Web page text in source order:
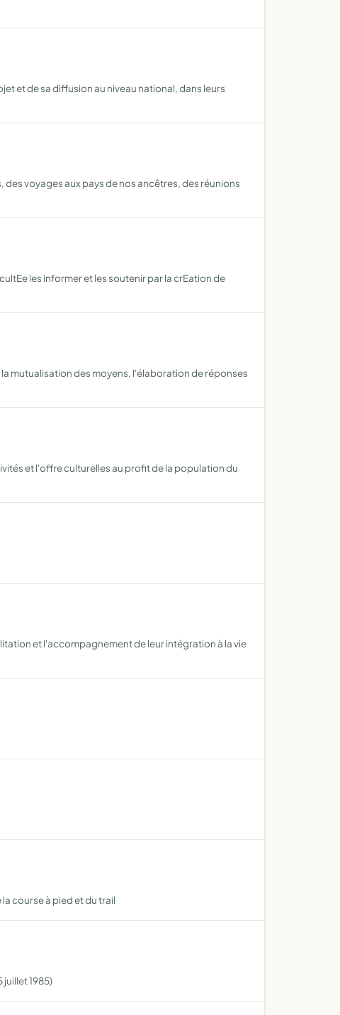
et de sa diffusion au niveau national, dans leurs
voyages aux pays de nos ancêtres, des réunions
les informer et les soutenir par la crEation de
mutualisation des moyens, l'élaboration de réponses
et l'offre culturelles au profit de la population du
et l'accompagnement de leur intégration à la vie
course à pied et du trail
1985)